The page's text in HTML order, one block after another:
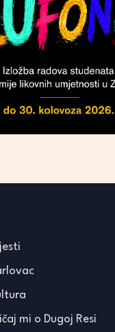
mi o Dugoj Resi